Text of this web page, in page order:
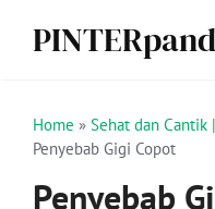
Home » Sehat dan Cantik
Penyebab Gigi Copot
Penyebab